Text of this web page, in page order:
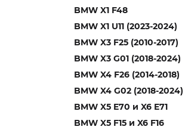
BMW X1 F48
BMW X1 U11 (2023-2024)
BMW X3 F25 (2010-2017)
BMW X3 G01 (2018-2024)
BMW X4 F26 (2014-2018)
BMW X4 G02 (2018-2024)
BMW X5 E70 и X6 E71
BMW X5 F15 и X6 F16